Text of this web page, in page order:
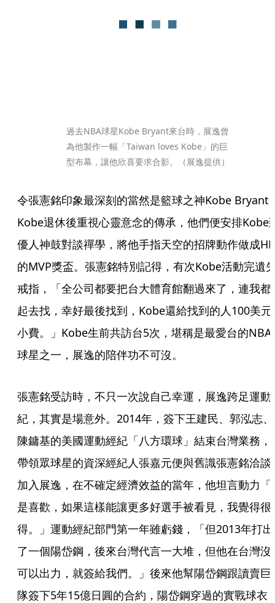
過去NBA球星Kobe Bryant來台時，展逸曾
為他製作一幅「Taiwan loves Kobe」的巨
型布幕，讓他欣喜要求合影。（展逸提供）
令張憲銘印象最深刻的當然是籃球之神Kobe Bryant
Kobe退休後重視心靈意念的傳承，他們便安排Kobe
優人神鼓對談禪學，將他手指天空的招牌動作做成
的MVP獎盃。張憲銘特別記得，有次Kobe活動完遺
戒指，「全公司都要把台大體育館翻過來了，連我都
起去找，幸好最後找到，Kobe還給找到的人100美元
小費。」Kobe生前共訪台5次，堪稱是最愛台的NBA
球星之一，展逸的陪伴功不可沒。
張憲銘受訪時，不只一次說自己幸運，展逸跨足運動
紀，其實是場意外。2014年，簽下王建民、郭泓志、
陳鏞基的美國運動經紀「八方環球」結束台灣業務，
帶領眾球星的資深經紀人張嘉元便與舊識張憲銘洽談
加入展逸，在不確定經濟效益的當年，他坦言動力「
是喜歡，如果這樣能讓更多好選手被看見，我覺得很
得。」運動經紀部門第一年雖虧錢，「但2013年打出
了一個陽岱鋼，後來台灣代言一大堆，但他在台灣沒
可以出力，就簽給我們。」後來他幫陽岱鋼跟讀賣巨
隊簽下5年15億日圓的合約，陽岱鋼穿過的實戰球衣